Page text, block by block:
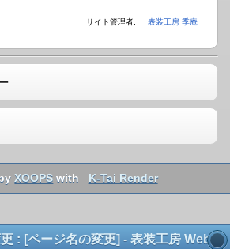
サイト管理者: 表装工房 季庵
XOOPS with K-Tai Render
: [ページ名の変更] - 表装工房 Web